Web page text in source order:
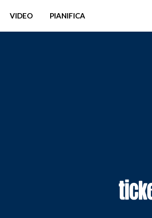
VIDEO PIANIFICA